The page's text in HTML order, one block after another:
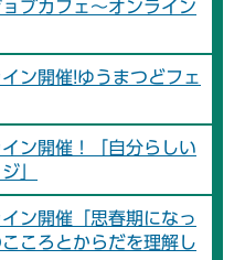
ブカフェ～オンライン
ン開催!ゆうまつどフェ
ン開催！「自分らしい
」
ン開催「思春期になっ
ころとからだを理解し